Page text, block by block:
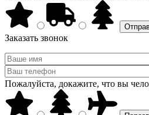
Заказать звонок
Пожалуйста, докажите, что вы